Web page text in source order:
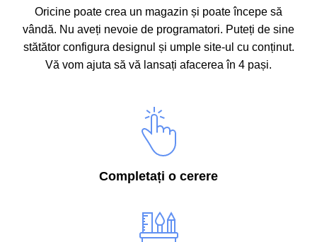
Oricine poate crea un magazin și poate începe să
vândă. Nu aveți nevoie de programatori. Puteți de sine
stătător configura designul și umple site-ul cu conținut.
Vă vom ajuta să vă lansați afacerea în 4 pași.
Completați o cerere